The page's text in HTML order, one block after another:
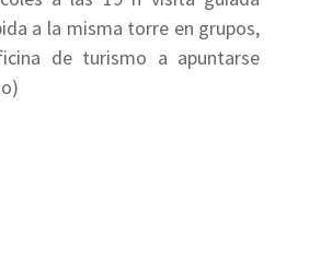
a la misma torre en grupos,
de turismo a apuntarse